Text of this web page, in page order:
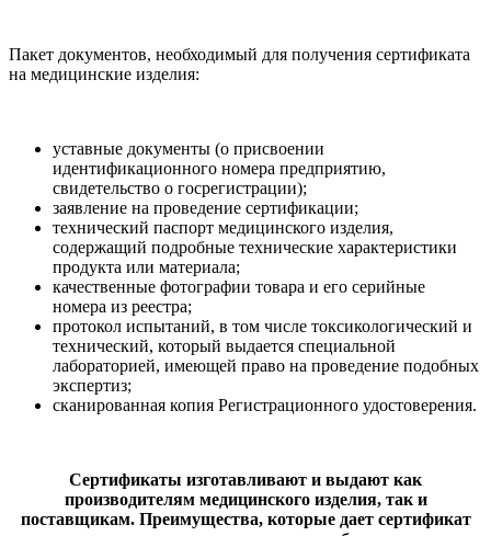
Пакет документов, необходимый для получения сертификата
на медицинские изделия:
уставные документы (о присвоении
идентификационного номера предприятию,
свидетельство о госрегистрации);
заявление на проведение сертификации;
технический паспорт медицинского изделия,
содержащий подробные технические характеристики
продукта или материала;
качественные фотографии товара и его серийные
номера из реестра;
протокол испытаний, в том числе токсикологический и
технический, который выдается специальной
лабораторией, имеющей право на проведение подобных
экспертиз;
сканированная копия Регистрационного удостоверения.
Сертификаты изготавливают и выдают как
производителям медицинского изделия, так и
поставщикам. Преимущества, которые дает сертификат